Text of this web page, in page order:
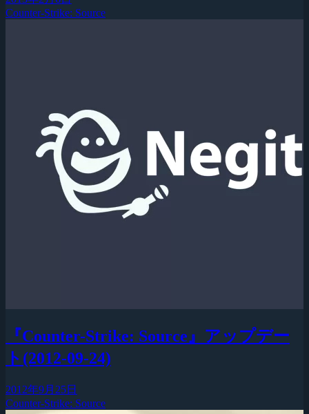
Counter-Strike: Source
『Counter-Strike: Source』アップデー
ト(2012-09-24)
2012年9月25日
Counter-Strike: Source